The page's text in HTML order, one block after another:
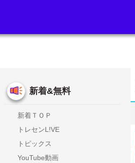
新着&無料
新着ＴＯＰ
トレセンL!VE
トピックス
YouTube動画